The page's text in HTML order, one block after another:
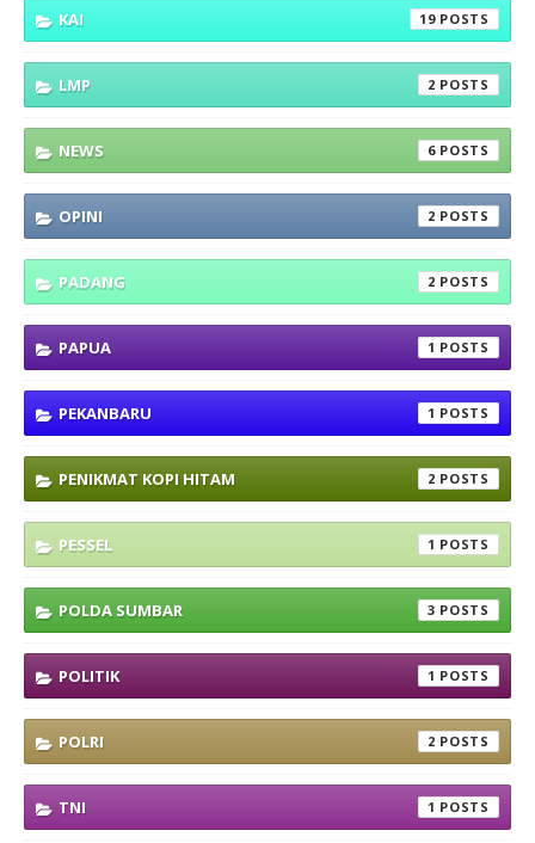
KAI 19
LMP 2
NEWS 6
OPINI 2
PADANG 2
PAPUA 1
PEKANBARU 1
PENIKMAT KOPI HITAM 2
PESSEL 1
POLDA SUMBAR 3
POLITIK 1
POLRI 2
TNI 1